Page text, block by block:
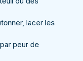
lacer les
peur de